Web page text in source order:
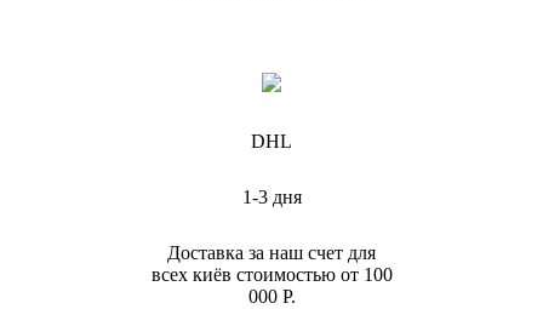
DHL
1-3 дня
Доставка за наш счет для
всех киёв стоимостью от 100
000 Р.